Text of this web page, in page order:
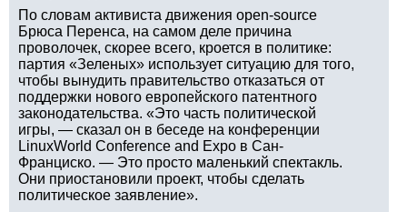
По словам активиста движения open-source
Брюса Перенса, на самом деле причина
проволочек, скорее всего, кроется в политике:
партия «Зеленых» использует ситуацию для того,
чтобы вынудить правительство отказаться от
поддержки нового европейского патентного
законодательства. «Это часть политической
игры, — сказал он в беседе на конференции
LinuxWorld Conference and Expo в Сан-
Франциско. — Это просто маленький спектакль.
Они приостановили проект, чтобы сделать
политическое заявление».